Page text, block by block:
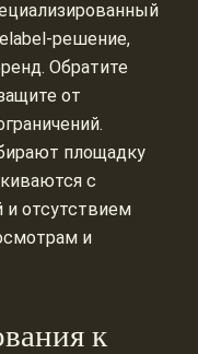
Обратите
от
площадку
с
и отсутствием
и
к